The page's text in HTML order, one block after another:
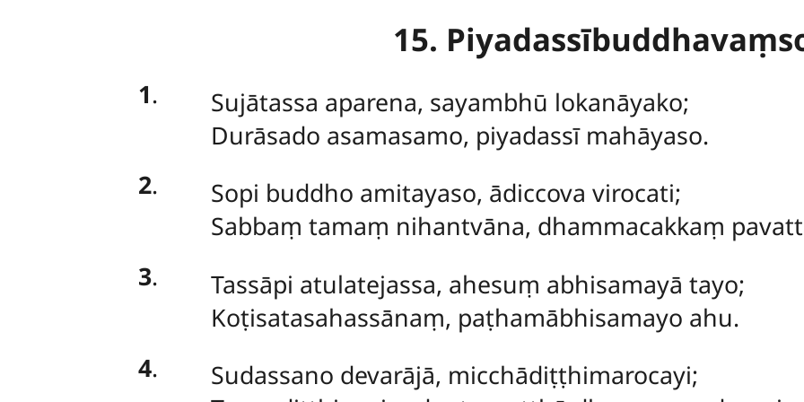
15.
1.
Sujātassa aparena, sayambhū lokanāyako;
Durāsado asamasamo, piyadassī mahāyaso.
2. Sopi buddho amitayaso, ādiccova virocati;
Sabbaṃ tamaṃ nihantvāna, dhammacakkaṃ
3.
Tassāpi atulatejassa, ahesuṃ abhisamayā tayo;
Koṭisatasahassānaṃ, paṭhamābhisamayo ahu.
4.
Sudassano devarājā, micchādiṭṭhimarocayi;